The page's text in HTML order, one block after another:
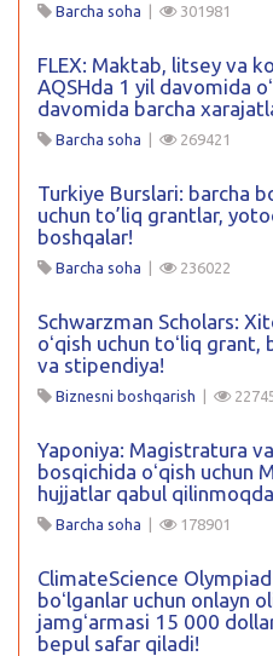
Barcha soha | 301981
FLEX: Maktab, litsey va
AQSHda 1 yil davomida
davomida barcha
Barcha soha | 269421
Turkiye Burslari: barcha
uchun to’liq grantlar,
boshqalar!
Barcha soha | 236022
Schwarzman Scholars:
oʻqish uchun toʻliq
va stipendiya!
Biznesni boshqarish |
Yaponiya: Magistratura
bosqichida oʻqish uchun
hujjatlar qabul
Barcha soha | 178901
ClimateScience
boʻlganlar uchun onlayn
jamgʻarmasi 15 000
bepul safar qiladi!